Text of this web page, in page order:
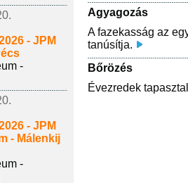
- JPM
-
- JPM
- Málenkij
-
Agyagozás
A fazekasság az
tanúsítja.
Bőrözés
Évezredek